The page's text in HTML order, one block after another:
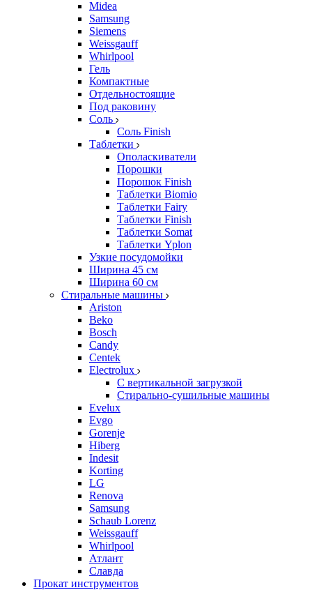
Midea
Samsung
Siemens
Weissgauff
Whirlpool
Гель
Компактные
Отдельностоящие
Под раковину
Соль
Соль Finish
Таблетки
Ополаскиватели
Порошки
Порошок Finish
Таблетки Biomio
Таблетки Fairy
Таблетки Finish
Таблетки Somat
Таблетки Yplon
Узкие посудомойки
Ширина 45 см
Ширина 60 см
Стиральные машины
Ariston
Beko
Bosch
Candy
Centek
Electrolux
С вертикальной загрузкой
Стирально-сушильные машины
Evelux
Evgo
Gorenje
Hiberg
Indesit
Korting
LG
Renova
Samsung
Schaub Lorenz
Weissgauff
Whirlpool
Атлант
Славда
Прокат инструментов